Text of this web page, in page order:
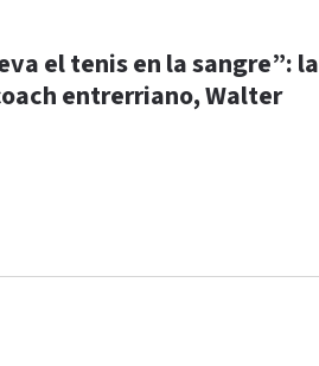
el tenis en la sangre”: la
entrerriano, Walter